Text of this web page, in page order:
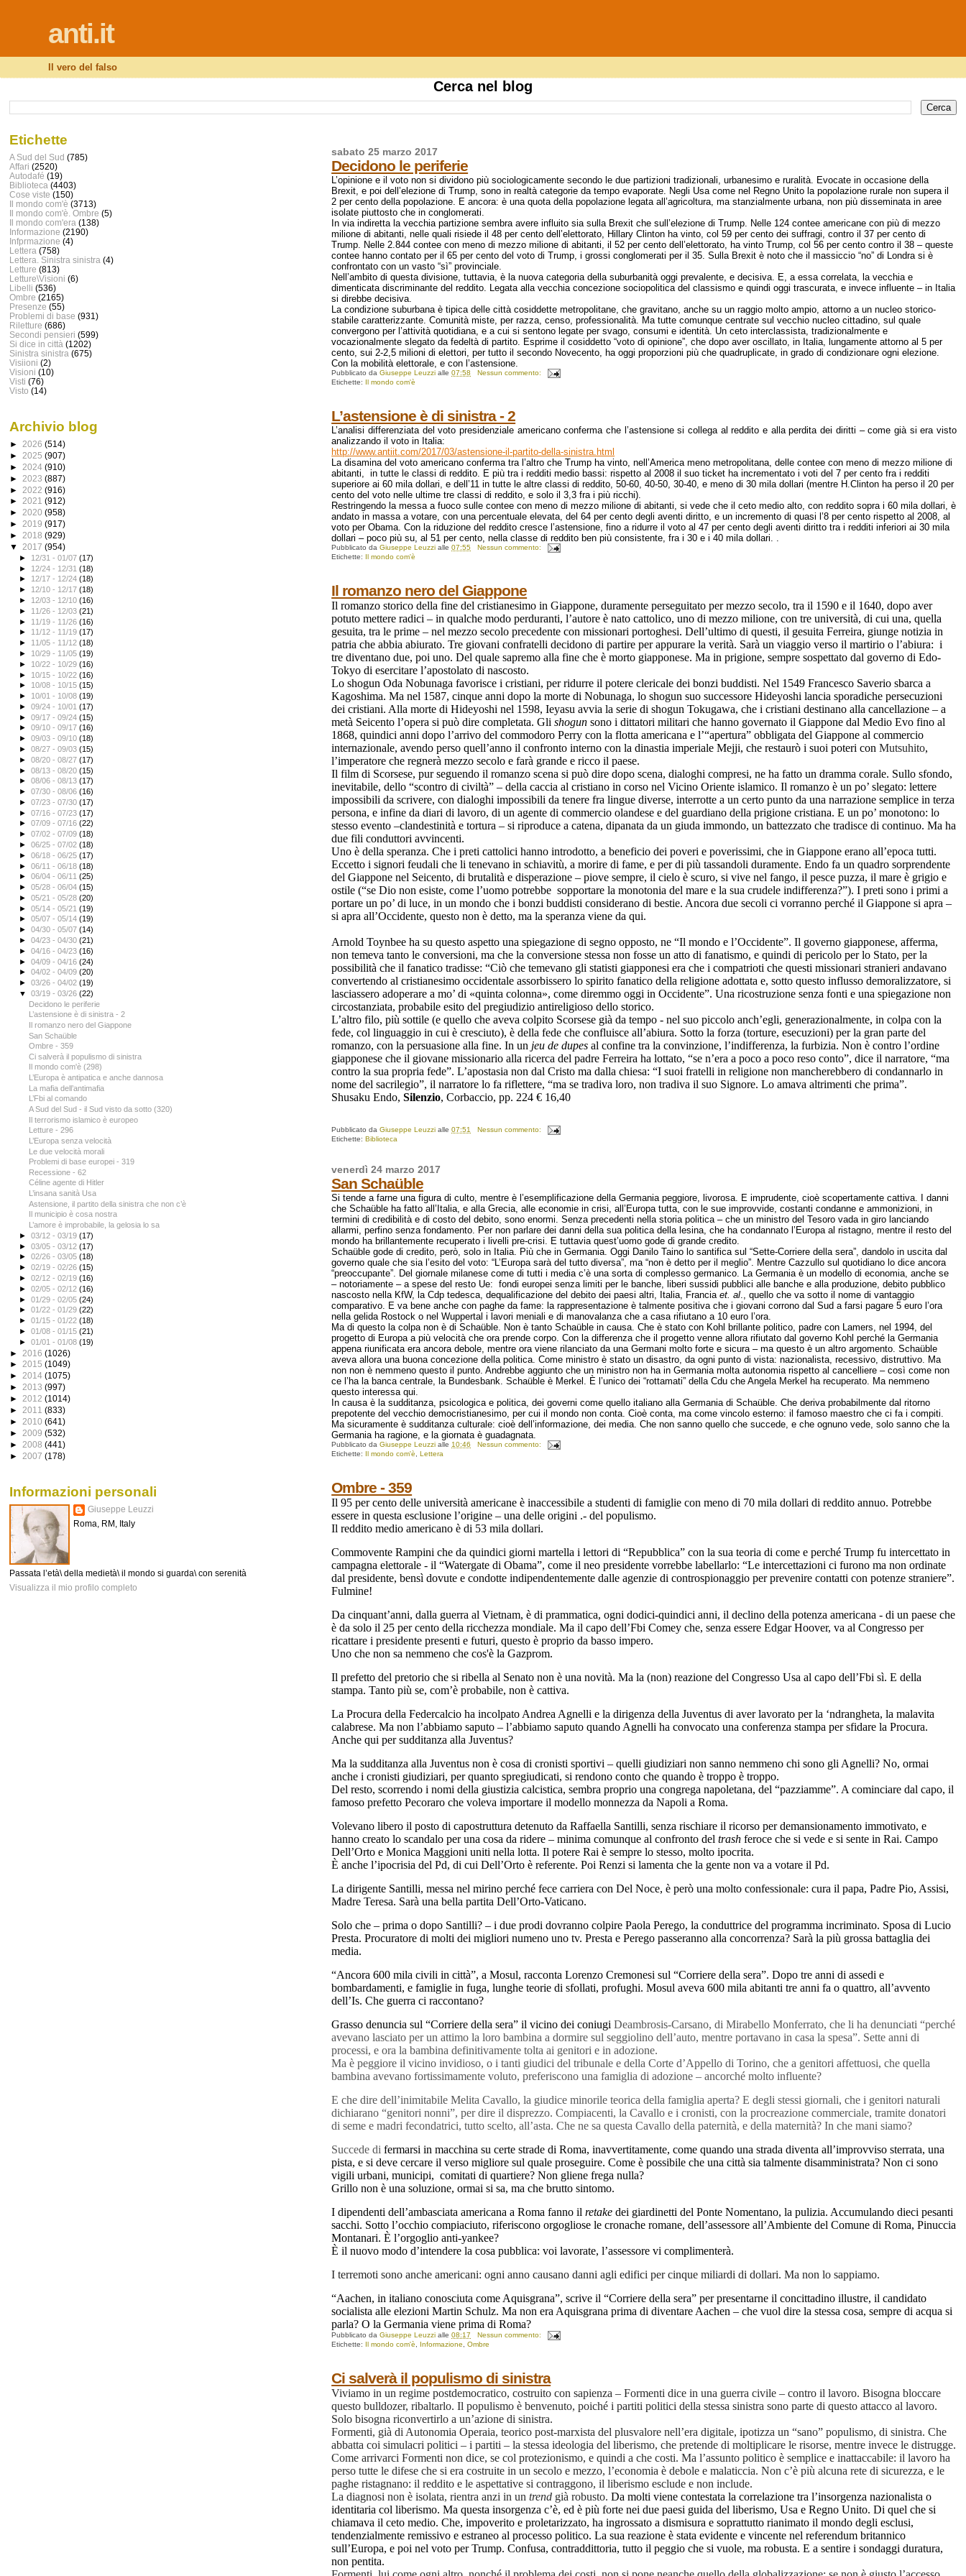
anti.it
Il vero del falso
Cerca nel blog
sabato 25 marzo 2017
Decidono le periferie
L’opinione e il voto non si dividono più sociologicamente secondo le due partizioni tradizionali, urbanesimo e ruralità. Evocate in occasione della
Brexit, e poi dell’elezione di Trump, sono in realtà categorie da tempo evaporate. Negli Usa come nel Regno Unito la popolazione rurale non supera il
2 per cento della popolazione. E ancora: è una quota della popolazione legata all’agricoltura, ma stanzialmente urbana, non più disseminata in aree
isolate piuttosto che in conglomerati.
In via indiretta la vecchia partizione sembra avere influito sia sulla Brexit che sull’elezione di Trump. Nelle 124 contee americane con più di mezzo
milione di abitanti, nelle quali risiede il 48 per cento dell’elettorato, Hillary Clinton ha vinto, col 59 per cento dei suffragi, contro il 37 per cento di
Trump. Nelle 2.844 contee con meno di mezzo milione di abitanti, il 52 per cento dell’elettorato, ha vinto Trump, col 56 per cento contro il 38 – queste
contee hanno contato per il 65 per cento del voto di Trump, i grossi conglomerati per il 35. Sulla Brexit è noto che il massiccio “no” di Londra si è
confrontato con un vasto “sì” provinciale.
Nell’ambito di questa divisione, tuttavia, è la nuova categoria della suburbanità oggi prevalente, e decisiva. E, a essa correlata, la vecchia e
dimenticata discriminante del reddito. Legata alla vecchia concezione sociopolitica del classismo e quindi oggi trascurata, e invece influente – in Italia
si direbbe decisiva.
La condizione suburbana è tipica delle città cosiddette metropolitane, che gravitano, anche su un raggio molto ampio, attorno a un nucleo storico-
stabile caratterizzante. Comunità miste, per razza, censo, professionalità. Ma tutte comunque centrate sul vecchio nucleo cittadino, sul quale
convergono per l’attività quotidiana, e a cui si sentono legate per svago, consumi e identità. Un ceto interclassista, tradizionalmente e
vocazionalmente slegato da fedeltà di partito. Esprime il cosiddetto “voto di opinione”, che dopo aver oscillato, in Italia, lungamente attorno al 5 per
cento, sui 2-2,5 milioni di elettori, per tutto il secondo Novecento, ha oggi proporzioni più che quadruplicate, in grado di condizionare ogni elezione.
Con la mobilità elettorale, e con l’astensione.
Pubblicato daGiuseppe Leuzzi alle07:58
Nessun commento:
Etichette: Il mondo com'è
L’astensione è di sinistra - 2
L’analisi differenziata del voto presidenziale americano conferma che l’astensione si collega al reddito e alla perdita dei diritti – come già si era visto
analizzando il voto in Italia:
http://www.antiit.com/2017/03/astensione-il-partito-della-sinistra.html
La disamina del voto americano conferma tra l’altro che Trump ha vinto, nell’America meno metropolitana, delle contee con meno di mezzo milione di
abitanti, in tutte le classi di reddito. E più tra i redditi medio bassi: rispetto al 2008 il suo ticket ha incrementato i voti del 7 per cento fra i redditi
superiore ai 60 mila dollari, e dell’11 in tutte le altre classi di reddito, 50-60, 40-50, 30-40, e meno di 30 mila dollari (mentre H.Clinton ha perso il 20 per
cento del voto nelle ultime tre classi di reddito, e solo il 3,3 fra i più ricchi).
Restringendo la messa a fuoco sulle contee con meno di mezzo milione di abitanti, si vede che il ceto medio alto, con reddito sopra i 60 mila dollari, è
andato in massa a votare, con una percentuale elevata, del 64 per cento degli aventi diritto, e un incremento di quasi l’8 per cento rispetto al 2008, al
voto per Obama. Con la riduzione del reddito cresce l’astensione, fino a ridurre il voto al 47 per cento degli aventi diritto tra i redditi inferiori ai 30 mila
dollari – poco più su, al 51 per cento, nella classe di reddito ben più consistente, fra i 30 e i 40 mila dollari. .
Pubblicato daGiuseppe Leuzzi alle07:55
Nessun commento:
Etichette: Il mondo com'è
Il romanzo nero del Giappone
Il romanzo storico della fine del cristianesimo in Giappone, duramente perseguitato per mezzo secolo, tra il 1590 e il 1640, dopo aver
potuto mettere radici – in qualche modo perduranti, l’autore è nato cattolico, uno di mezzo milione, con tre università, di cui una, quella
gesuita, tra le prime – nel mezzo secolo precedente con missionari portoghesi. Dell’ultimo di questi, il gesuita Ferreira, giunge notizia in
patria che abbia abiurato. Tre giovani confratelli decidono di partire per appurare la verità. Sarà un viaggio verso il martirio o l’abiura: i
tre diventano due, poi uno. Del quale sapremo alla fine che è morto giapponese. Ma in prigione, sempre sospettato dal governo di Edo-
Tokyo di esercitare l’apostolato di nascosto.
Lo shogun Oda Nobunaga favorisce i cristiani, per ridurre il potere clericale dei bonzi buddisti. Nel 1549 Francesco Saverio sbarca a
Kagoshima. Ma nel 1587, cinque anni dopo la morte di Nobunaga, lo shogun suo successore Hideyoshi lancia sporadiche persecuzioni
dei cristiani. Alla morte di Hideyoshi nel 1598, Ieyasu avvia la serie di shogun Tokugawa, che i cristiani destinano alla cancellazione – a
metà Seicento l’opera si può dire completata. Glishogun sono i dittatori militari che hanno governato il Giappone dal Medio Evo fino al
1868, quindici anni dopo l’arrivo del commodoro Perry con la flotta americana e l’“apertura” obbligata del Giappone al commercio
internazionale, avendo perso quell’anno il confronto interno con la dinastia imperiale Mejji, che restaurò i suoi poteri conMutsuhito,
l’imperatore che regnerà mezzo secolo e farà grande e ricco il paese.
Il film di Scorsese, pur seguendo il romanzo scena si può dire dopo scena, dialoghi compresi, ne ha fatto un dramma corale. Sullo sfondo,
inevitabile, dello “scontro di civiltà” – della caccia al cristiano in corso nel Vicino Oriente islamico. Il romanzo è un po’ slegato: lettere
impossibili da scrivere, con dialoghi impossibili da tenere fra lingue diverse, interrotte a un certo punto da una narrazione semplice in terza
persona, e infine da diari di lavoro, di un agente di commercio olandese e del guardiano della prigione cristiana. E un po’ monotono: lo
stesso evento –clandestinità e tortura – si riproduce a catena, dipanata da un giuda immondo, un battezzato che tradisce di continuo. Ma ha
due fili conduttori avvincenti.
Uno è della speranza. Che i preti cattolici hanno introdotto, a beneficio dei poveri e poverissimi, che in Giappone erano all’epoca tutti.
Eccetto i signori feudali che li tenevano in schiavitù, a morire di fame, e per di più tassandoli duramente. Endo fa un quadro sorprendente
del Giappone nel Seicento, di brutalità e disperazione – piove sempre, il cielo è scuro, si vive nel fango, il pesce puzza, il mare è grigio e
ostile (“se Dio non esiste, come l’uomo potrebbe sopportare la monotonia del mare e la sua crudele indifferenza?”). I preti sono i primi a
portare un po’ di luce, in un mondo che i bonzi buddisti considerano di bestie. Ancora due secoli ci vorranno perché il Giappone si apra –
si apra all’Occidente, questo non è detto, ma la speranza viene da qui.
Arnold Toynbee ha su questo aspetto una spiegazione di segno opposto, ne “Il mondo e l’Occidente”. Il governo giapponese, afferma,
non temeva tanto le conversioni, ma che la conversione stessa non fosse un atto di fanatismo, e quindi di pericolo per lo Stato, per la
possibilità che il fanatico tradisse: “Ciò che temevano gli statisti giapponesi era che i compatrioti che questi missionari stranieri andavano
convertendo al cristianesimo occidentale assorbissero lo spirito fanatico della religione adottata e, sotto questo influsso demoralizzatore, si
lasciassero adoperare a mo’ di «quinta colonna», come diremmo oggi in Occidente”. Una ricostruzione senza fonti e una spiegazione non
circostanziata, probabile esito del pregiudizio antireligioso dello storico.
L’altro filo, più sottile (e quello che aveva colpito Scorsese già da tempo - nel suo piccolo anch’egli, generazionalmente, in colpa con la
fede, col linguaggio in cui è cresciuto), è della fede che confluisce all’abiura. Sotto la forza (torture, esecuzioni) per la gran parte del
romanzo, con la persuasione alla fine. In un jeu de dupes al confine tra la convinzione, l’indifferenza, la furbizia. Non è contro l’ordine
giapponese che il giovane missionario alla ricerca del padre Ferreira ha lottato, “se n’era a poco a poco reso conto”, dice il narratore, “ma
contro la sua propria fede”. L’apostasia non dal Cristo ma dalla chiesa: “I suoi fratelli in religione non mancherebbero di condannarlo in
nome del sacrilegio”, il narratore lo fa riflettere, “ma se tradiva loro, non tradiva il suo Signore. Lo amava altrimenti che prima”.
Shusaku Endo,Silenzio, Corbaccio, pp. 224 € 16,40
Pubblicato daGiuseppe Leuzzi alle07:51
Nessun commento:
Etichette:Biblioteca
venerdì 24 marzo 2017
San Schaüble
Si tende a farne una figura di culto, mentre è l’esemplificazione della Germania peggiore, livorosa. E imprudente, cioè scopertamente cattiva. I danni
che Schaüble ha fatto all’Italia, e alla Grecia, alle economie in crisi, all’Europa tutta, con le sue improvvide, costanti condanne e ammonizioni, in
termini di credibilità e di costo del debito, sono enormi. Senza precedenti nella storia politica – che un ministro del Tesoro vada in giro lanciando
allarmi, perfino senza fondamento. Per non parlare dei danni della sua politica della lesina, che ha condannato l’Europa al ristagno, mentre il resto del
mondo ha brillantemente recuperato i livelli pre-crisi. E tuttavia quest’uomo gode di grande credito.
Schaüble gode di credito, però, solo in Italia. Più che in Germania. Oggi Danilo Taino lo santifica sul “Sette-Corriere della sera”, dandolo in uscita dal
governo quale che sia l’esito del voto: “L’Europa sarà del tutto diversa”, ma “non è detto per il meglio”. Mentre Cazzullo sul quotidiano lo dice ancora
“preoccupante”. Del giornale milanese come di tutti i media c’è una sorta di complesso germanico. La Germania è un modello di economia, anche se
– notoriamente – a spese del resto Ue: fondi europei senza limiti per le banche, liberi sussidi pubblici alle banche e alla produzione, debito pubblico
nascosto nella KfW, la Cdp tedesca, dequalificazione del debito dei paesi altri, Italia, Franciaet. al ., quello che va sotto il nome di vantaggio
comparativo. E va bene anche con paghe da fame: la rappresentazione è talmente positiva che i giovani corrono dal Sud a farsi pagare 5 euro l’ora
nella gelida Rostock o nel Wuppertal i lavori meniali e di manovalanza che a casa rifiutano a 10 euro l’ora.
Ma di questo la colpa non è di Schaüble. Non è tanto Schaüble in causa. Che è stato con Kohl brillante politico, padre con Lamers, nel 1994, del
progetto di Europa a più velocità che ora prende corpo. Con la differenza che il progetto venne allora rifiutato dal governo Kohl perché la Germania
appena riunificata era ancora debole, mentre ora viene rilanciato da una Germani molto forte e sicura – ma questo è un altro argomento. Schaüble
aveva allora una buona concezione della politica. Come ministro è stato un disastro, da ogni punto di vista: nazionalista, recessivo, distruttivo. Ma
non non è nemmeno questo il punto. Andrebbe aggiunto che un ministro non ha in Germania molta autonomia rispetto al cancelliere – così come non
ce l’ha la banca centrale, la Bundesbank. Schaüble è Merkel. È l’unico dei “rottamati” della Cdu che Angela Merkel ha recuperato. Ma nemmeno
questo interessa qui.
In causa è la sudditanza, psicologica e politica, dei governi come quello italiano alla Germania di Schaüble. Che deriva probabilmente dal ritorno
prepotente del vecchio democristianesimo, per cui il mondo non conta. Cioè conta, ma come vincolo esterno: il famoso maestro che ci fa i compiti.
Ma sicuramente è sudditanza culturale: cioè dell’informazione, dei media. Che non sanno quello che succede, e che ognuno vede, solo sanno che la
Germania ha ragione, e la giornata è guadagnata.
Pubblicato daGiuseppe Leuzzi alle 10:46
Nessun commento:
Etichette: Il mondo com'è ,Lettera
Ombre - 359
Il 95 per cento delle università americane è inaccessibile a studenti di famiglie con meno di 70 mila dollari di reddito annuo. Potrebbe
essere in questa esclusione l’origine – una delle origini .- del populismo.
Il reddito medio americano è di 53 mila dollari.
Commovente Rampini che da quindici giorni martella i lettori di “Repubblica” con la sua teoria di come e perché Trump fu intercettato in
campagna elettorale - il “Watergate di Obama”, come il neo presidente vorrebbe labellarlo: “Le intercettazioni ci furono ma non ordinate
dal presidente, bensì dovute e condotte indipendentemente dalle agenzie di controspionaggio per prevenire contatti con potenze straniere”.
Fulmine!
Da cinquant’anni, dalla guerra al Vietnam, è di prammatica, ogni dodici-quindici anni, il declino della potenza americana - di un paese che
è da solo il 25 per cento della ricchezza mondiale. Ma il capo dell’Fbi Comey che, senza essere Edgar Hoover, va al Congresso per
ricattare i presidente presenti e futuri, questo è proprio da basso impero.
Uno che non sa nemmeno che cos'è la Gazprom.
Il prefetto del pretorio che si ribella al Senato non è una novità. Ma la (non) reazione del Congresso Usa al capo dell’Fbi sì. E della
stampa. Tanto più se, com’è probabile, non è cattiva.
La Procura della Federcalcio ha incolpato Andrea Agnelli e la dirigenza della Juventus di aver lavorato per la ‘ndrangheta, la malavita
calabrese. Ma non l’abbiamo saputo – l’abbiamo saputo quando Agnelli ha convocato una conferenza stampa per sfidare la Procura.
Anche qui per sudditanza alla Juventus?
Ma la sudditanza alla Juventus non è cosa di cronisti sportivi – quelli giudiziari non sanno nemmeno chi sono gli Agnelli? No, ormai
anche i cronisti giudiziari, per quanto spregiudicati, si rendono conto che quando è troppo è troppo.
Del resto, scorrendo i nomi della giustizia calcistica, sembra proprio una congrega napoletana, del “pazziamme”. A cominciare dal capo, il
famoso prefetto Pecoraro che voleva importare il modello monnezza da Napoli a Roma.
Volevano libero il posto di capostruttura detenuto da Raffaella Santilli, senza rischiare il ricorso per demansionamento immotivato, e
hanno creato lo scandalo per una cosa da ridere – minima comunque al confronto deltrash feroce che si vede e si sente in Rai. Campo
Dell’Orto e Monica Maggioni uniti nella lotta. Il potere Rai è sempre lo stesso, molto ipocrita.
È anche l’ipocrisia del Pd, di cui Dell’Orto è referente. Poi Renzi si lamenta che la gente non va a votare il Pd.
La dirigente Santilli, messa nel mirino perché fece carriera con Del Noce, è però una molto confessionale: cura il papa, Padre Pio, Assisi,
Madre Teresa. Sarà una bella partita Dell’Orto-Vaticano.
Solo che – prima o dopo Santilli? – i due prodi dovranno colpire Paola Perego, la conduttrice del programma incriminato. Sposa di Lucio
Presta. Procuratore di molti dei migliori numeno uno tv. Presta e Perego passeranno alla concorrenza? Sarà la più grossa battaglia dei
media.
“Ancora 600 mila civili in città”, a Mosul, racconta Lorenzo Cremonesi sul “Corriere della sera”. Dopo tre anni di assedi e
bombardamenti, e famiglie in fuga, lunghe teorie di sfollati, profughi. Mosul aveva 600 mila abitanti tre anni fa o quattro, all’avvento
dell’Is. Che guerra ci raccontano?
Grasso denuncia sul “Corriere della sera” il vicino dei coniugiDeambrosis-Carsano, di Mirabello Monferrato, che li ha denunciati “perché
avevano lasciato per un attimo la loro bambina a dormire sul seggiolino dell’auto, mentre portavano in casa la spesa”. Sette anni di
processi, e ora la bambina definitivamente tolta ai genitori e in adozione.
Ma è peggiore il vicino invidioso, o i tanti giudici del tribunale e della Corte d’Appello di Torino, che a genitori affettuosi, che quella
bambina avevano fortissimamente voluto, preferiscono una famiglia di adozione – ancorché molto influente?
E che dire dell’inimitabile Melita Cavallo, la giudice minorile teorica della famiglia aperta? E degli stessi giornali, che i genitori naturali
dichiarano “genitori nonni”, per dire il disprezzo. Compiacenti, la Cavallo e i cronisti, con la procreazione commerciale, tramite donatori
di seme e madri fecondatrici, tutto scelto, all’asta. Che ne sa questa Cavallo della paternità, e della maternità? In che mani siamo?
Succede difermarsi in macchina su certe strade di Roma, inavvertitamente, come quando una strada diventa all’improvviso sterrata, una
pista, e si deve cercare il verso migliore sul quale proseguire. Come è possibile che una città sia talmente disamministrata? Non ci sono
vigili urbani, municipi, comitati di quartiere? Non gliene frega nulla?
Grillo non è una soluzione, ormai si sa, ma che brutto sintomo.
I dipendenti dell’ambasciata americana a Roma fanno ilretake dei giardinetti del Ponte Nomentano, la pulizia. Accumulando dieci pesanti
sacchi. Sotto l’occhio compiaciuto, riferiscono orgogliose le cronache romane, dell’assessore all’Ambiente del Comune di Roma, Pinuccia
Montanari. È l’orgoglio anti-yankee?
È il nuovo modo d’intendere la cosa pubblica: voi lavorate, l’assessore vi complimenterà.
I terremoti sono anche americani: ogni anno causano danni agli edifici per cinque miliardi di dollari.Ma non lo sappiamo.
“Aachen, in italiano conosciuta come Aquisgrana”, scrive il “Corriere della sera” per presentarne il concittadino illustre, il candidato
socialista alle elezioni Martin Schulz. Ma non era Aquisgrana prima di diventare Aachen – che vuol dire la stessa cosa, sempre di acqua si
parla? O la Germania viene prima di Roma?
Pubblicato daGiuseppe Leuzzi alle08:17
Nessun commento:
Etichette: Il mondo com'è Informazione ,Ombre
Ci salverà il populismo di sinistra
Viviamo in un regime postdemocratico, costruito con sapienza – Formenti dice in una guerra civile – contro il lavoro. Bisogna bloccare
questo bulldozer, ribaltarlo. Il populismo è benvenuto, poiché i partiti politici della stessa sinistra sono parte di questo attacco al lavoro.
Solo bisogna riconvertirlo a un’azione di sinistra.
Formenti, già di Autonomia Operaia, teorico post-marxista del plusvalore nell’era digitale, ipotizza un “sano” populismo, di sinistra. Che
abbatta coi simulacri politici – i partiti – la stessa ideologia del liberismo, che pretende di moltiplicare le risorse, mentre invece le distrugge.
Come arrivarci Formenti non dice, se col protezionismo, e quindi a che costi. Ma l’assunto politico è semplice e inattaccabile: il lavoro ha
perso tutte le difese che si era costruite in un secolo e mezzo, l’economia è debole e malaticcia. Non c’è più alcuna rete di sicurezza, e le
paghe ristagnano: il reddito e le aspettative si contraggono, il liberismo esclude e non include.
La diagnosi non è isolata, rientra anzi in untrend già robusto.Da molti viene contestata la correlazione tra l’insorgenza nazionalista o
identitaria col liberismo. Ma questa insorgenza c’è, ed è più forte nei due paesi guida del liberismo, Usa e Regno Unito. Di quel che si
chiamava il ceto medio. Che, impoverito e proletarizzato, ha ingrossato a dismisura e soprattutto rianimato il mondo degli esclusi,
tendenzialmente remissivo e estraneo al processo politico. La sua reazione è stata evidente e vincente nel referendum britannico
sull’Europa, e poi nel voto per Trump. Confusa, contraddittoria, tutto il peggio che si vuole, ma robusta. E a sentire i sondaggi duratura,
non pentita.
Etichette
A Sud del Sud (785)
Affari (2520)
Autodafé (19)
Biblioteca (4403)
Cose viste (150)
Il mondo com'è (3713)
Il mondo com'è. Ombre (5)
Il mondo com'era (138)
Informazione (2190)
Infprmazione (4)
Lettera (758)
Lettera. Sinistra sinistra (4)
Letture (813)
Letture\Visioni (6)
Libelli (536)
Ombre (2165)
Presenze (55)
Problemi di base (931)
Riletture (686)
Secondi pensieri (599)
Si dice in città (1202)
Sinistra sinistra (675)
Visiioni (2)
Visioni (10)
Visti (76)
Visto (14)
Archivio blog
► 2026 (514)
► 2025 (907)
► 2024 (910)
► 2023 (887)
► 2022 (916)
► 2021 (912)
► 2020 (958)
► 2019 (917)
► 2018 (929)
▼ 2017 (954)
► 12/31 - 01/07(17)
► 12/24 - 12/31(18)
► 12/17 - 12/24(18)
► 12/10 - 12/17(18)
► 12/03 - 12/10(16)
► 11/26 - 12/03(21)
► 11/19 - 11/26(16)
► 11/12 - 11/19(17)
► 11/05 - 11/12(18)
► 10/29 - 11/05(19)
► 10/22 - 10/29(16)
► 10/15 - 10/22(16)
► 10/08 - 10/15(15)
► 10/01 - 10/08(19)
►09/24 - 10/01(17)
►09/17 - 09/24(15)
►09/10 - 09/17(16)
►09/03 - 09/10(18)
►08/27 - 09/03(15)
►08/20 - 08/27(17)
►08/13 - 08/20(15)
►08/06 - 08/13(17)
►07/30 - 08/06(16)
►07/23 - 07/30(17)
►07/16 - 07/23(17)
►07/09 - 07/16(22)
►07/02 - 07/09(18)
►06/25 - 07/02(18)
►06/18 - 06/25(17)
►06/11 - 06/18(18)
►06/04 - 06/11(25)
►05/28 - 06/04(15)
►05/21 - 05/28(20)
►05/14 - 05/21(19)
►05/07 - 05/14(19)
►04/30 - 05/07(14)
►04/23 - 04/30(21)
►04/16 - 04/23(16)
►04/09 - 04/16(24)
►04/02 - 04/09(20)
►03/26 - 04/02(19)
▼03/19 - 03/26(22)
Decidono le periferie
L’astensione è di sinistra - 2
Il romanzo nero del Giappone
San Schaüble
Ombre - 359
Ci salverà il populismo di sinistra
Il mondo com'è (298)
L’Europa è antipatica e anche dannosa
La mafia dell’antimafia
L’Fbi al comando
A Sud del Sud - il Sud visto da sotto (320)
Il terrorismo islamico è europeo
Letture - 296
L’Europa senza velocità
Le due velocità morali
Problemi di base europei - 319
Recessione - 62
Céline agente di Hitler
L’insana sanità Usa
Astensione, il partito della sinistra che non c’è
Il municipio è cosa nostra
L’amore è improbabile, la gelosia lo sa
►03/12 - 03/19(17)
►03/05 - 03/12(17)
►02/26 - 03/05(18)
►02/19 - 02/26(15)
►02/12 - 02/19(16)
►02/05 - 02/12(16)
►01/29 - 02/05(24)
►01/22 - 01/29(22)
►01/15 - 01/22(18)
►01/08 - 01/15(21)
►01/01 - 01/08(19)
► 2016 (1026)
► 2015 (1049)
► 2014 (1075)
► 2013 (997)
► 2012 (1014)
► 2011 (833)
► 2010 (641)
► 2009 (532)
► 2008 (441)
► 2007 (178)
Informazioni personali
Giuseppe Leuzzi
Roma, RM, Italy
Passata l’età\ della medietà\ il mondo si guarda\ con serenità
Visualizza il mio profilo completo